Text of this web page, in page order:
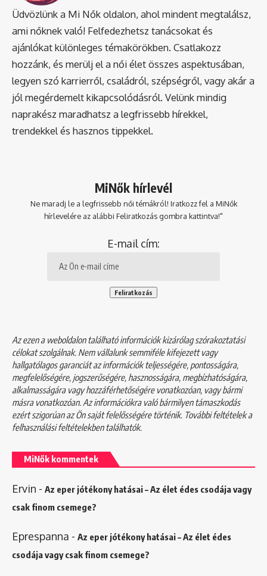
Üdvözlünk a Mi Nők oldalon, ahol mindent megtalálsz,
ami nőknek való! Felfedezhetsz tanácsokat és
ajánlókat különleges témakörökben. Csatlakozz
hozzánk, és merülj el a női élet összes aspektusában,
legyen szó karrierről, családról, szépségről, vagy akár a
jól megérdemelt kikapcsolódásról. Velünk mindig
naprakész maradhatsz a legfrissebb hírekkel,
trendekkel és hasznos tippekkel.
MiNők hírlevél
Ne maradj le a legfrissebb női témákról! Iratkozz fel a MiNők
hírlevelére az alábbi Feliratkozás gombra kattintva!"
E-mail cím:
Az ezen a weboldalon található információk kizárólag szórakoztatási
célokat szolgálnak. Nem vállalunk semmiféle kifejezett vagy
hallgatólagos garanciát az információk teljességére, pontosságára,
megfelelőségére, jogszerűségére, hasznosságára, megbízhatóságára,
alkalmasságára vagy hozzáférhetőségére vonatkozóan, vagy bármi
másra vonatkozóan. Az információkra való bármilyen támaszkodás
ezért szigorúan az Ön saját felelősségére történik. További feltételek a
felhasználási feltételekbentalálhatók.
MiNők kommentek
Ervin - Az eper jótékony hatásai – Az élet édes csodája vagy
csak finom csemege?
Eprespanna - Az eper jótékony hatásai – Az élet édes
csodája vagy csak finom csemege?